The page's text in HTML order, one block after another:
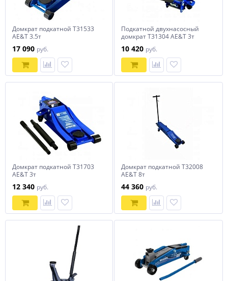
Домкрат подкатной T31533
AE&T 3.5т
17 090 руб.
Подкатной двухнасосный
домкрат T31304 AE&T 3т
10 420 руб.
Домкрат подкатной T31703
AE&T 3т
12 340 руб.
Домкрат подкатной Т32008
AE&T 8т
44 360 руб.